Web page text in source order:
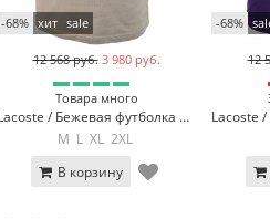
-68% хит sale
12 568 руб. 3 980 руб.
Товара много
Lacoste / Бежевая футболка поло Lacoste LC2-13
M L XL 2XL
В корзину
-68%
12